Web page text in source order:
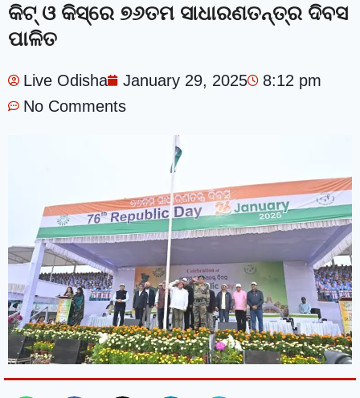
କିଟ୍ ଓ କିସ୍‌ରେ ୭୬ତମ ସାଧାରଣତନ୍ତ୍ର ଦିବସ
ପାଳିତ
Live Odisha January 29, 2025
8:12 pm
No Comments